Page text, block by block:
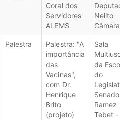
Coral dos
Servidores
ALEMS
Nelito
Câmara
Palestra
Palestra: "A
importância
das
Vacinas",
com Dr.
Henrique
Brito
(projeto)
Sala
da
do
Ramez
Tebet -